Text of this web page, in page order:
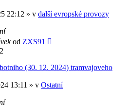
22:12 » v další evropské provozy
od ZXS91
(30. 12. 2024) tramvajoveho
13:11 » v Ostatní